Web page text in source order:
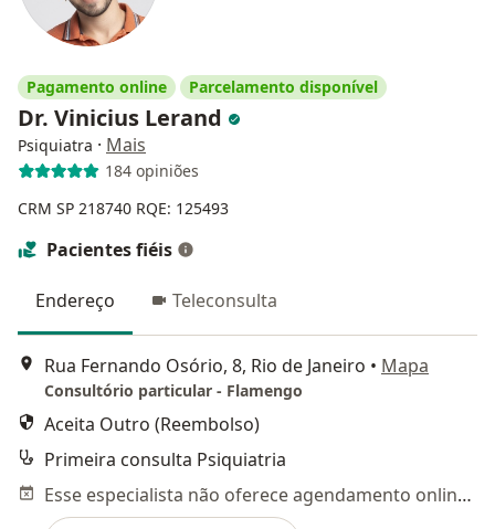
Pagamento online Parcelamento disponível
Dr. Vinicius Lerand
Psiquiatra · Mais
184 opiniões
CRM SP 218740 RQE: 125493
Pacientes fiéis
Endereço Teleconsulta
Rua Fernando Osório, 8, Rio de Janeiro • Mapa
Consultório particular - Flamengo
Aceita Outro (Reembolso)
Primeira consulta Psiquiatria
Esse especialista não oferece agendamento online para esse endereço.